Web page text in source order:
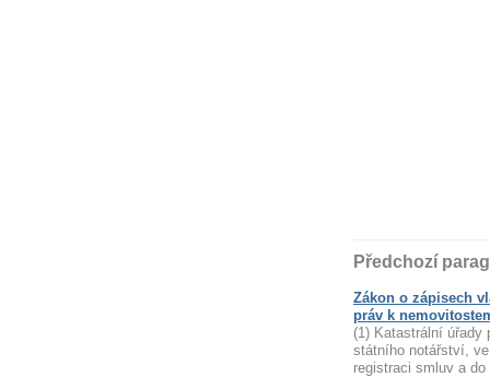
Předchozí
Zákon o zápisech
práv k
(1) Katastrální úřady
státního notářství,
registraci smluv a do